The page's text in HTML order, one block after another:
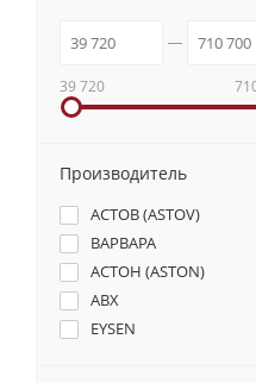
39 720
Производитель
АСТОВ (ASTOV)
ВАРВАРА
АСТОН (ASTON)
ABX
EYSEN